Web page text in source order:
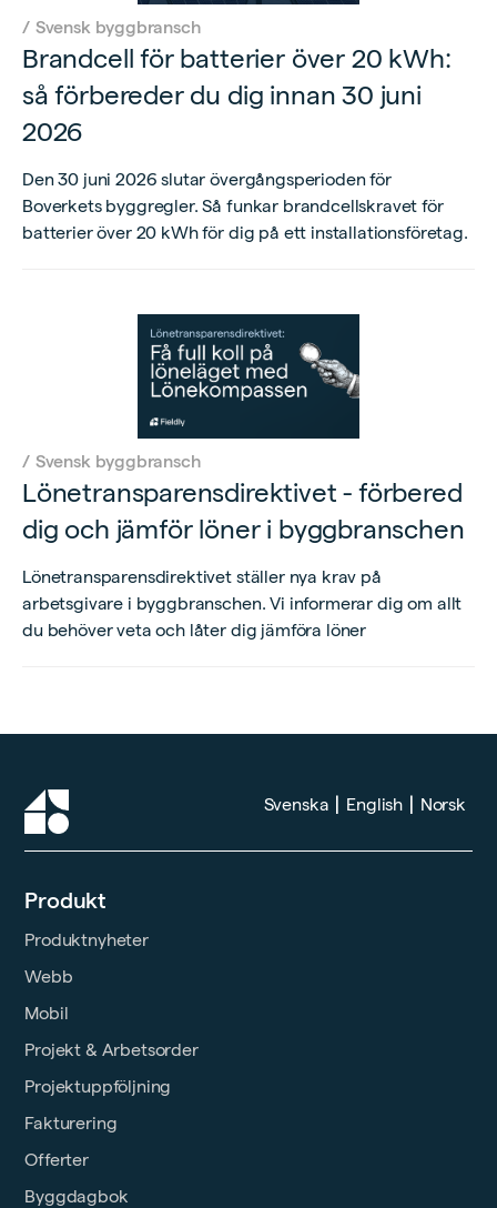
/ Svensk byggbransch
Brandcell för batterier över 20 kWh:
så förbereder du dig innan 30 juni
2026
Den 30 juni 2026 slutar övergångsperioden för
Boverkets byggregler. Så funkar brandcellskravet för
batterier över 20 kWh för dig på ett installationsföretag.
/ Svensk byggbransch
Lönetransparensdirektivet - förbered
dig och jämför löner i byggbranschen
Lönetransparensdirektivet ställer nya krav på
arbetsgivare i byggbranschen. Vi informerar dig om allt
du behöver veta och låter dig jämföra löner
Svenska | English | Norsk
Produkt
Produktnyheter
Webb
Mobil
Projekt & Arbetsorder
Projektuppföljning
Fakturering
Offerter
Byggdagbok